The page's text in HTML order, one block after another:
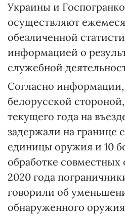
Украины и
осуществляют
обезличенной
информацией о
служебной
Согласно
белорусской
текущего года на
задержали на границе
единицы оружия и 10
обработке совместных
2020 года
говорили об
обнаруженного